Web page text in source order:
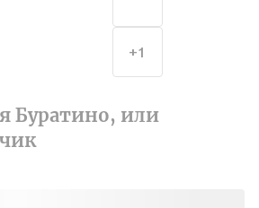
Буратино, или
+1